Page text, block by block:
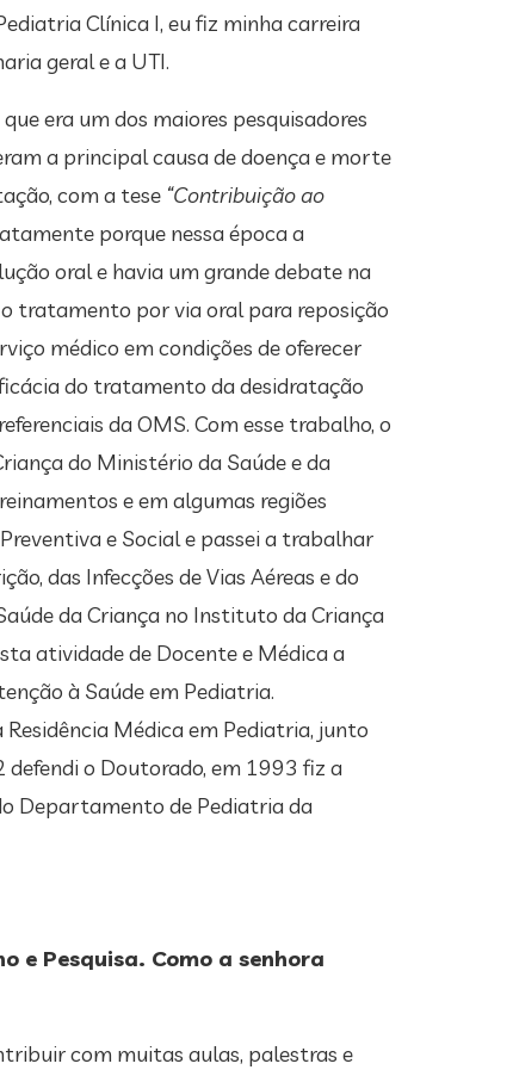
Clínica I, eu fiz minha carreira
geral e a UTI.
era um dos maiores pesquisadores
a principal causa de doença e morte
com a tese “Contribuição ao
porque nessa época a
oral e havia um grande debate na
tratamento por via oral para reposição
médico em condições de oferecer
do tratamento da desidratação
da OMS. Com esse trabalho, o
do Ministério da Saúde e da
e em algumas regiões
e Social e passei a trabalhar
das Infecções de Vias Aéreas e do
da Criança no Instituto da Criança
atividade de Docente e Médica a
à Saúde em Pediatria.
Médica em Pediatria, junto
o Doutorado, em 1993 fiz a
Departamento de Pediatria da
e Pesquisa. Como a senhora
com muitas aulas, palestras e